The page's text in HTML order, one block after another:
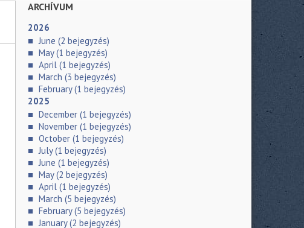
ARCHÍVUM
2026
June (2 bejegyzés)
May(1 bejegyzés)
April (1 bejegyzés)
March (3 bejegyzés)
February(1 bejegyzés)
2025
December (1 bejegyzés)
November (1 bejegyzés)
October (1 bejegyzés)
July(1 bejegyzés)
June (1 bejegyzés)
May(2 bejegyzés)
April (1 bejegyzés)
March (5 bejegyzés)
February(5 bejegyzés)
January(2 bejegyzés)